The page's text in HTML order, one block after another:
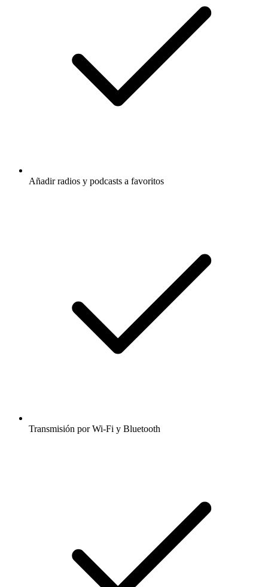
Añadir radios y podcasts a favoritos
Transmisión por Wi-Fi y Bluetooth